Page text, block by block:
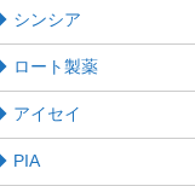
シンシア
ロート製薬
アイセイ
PIA